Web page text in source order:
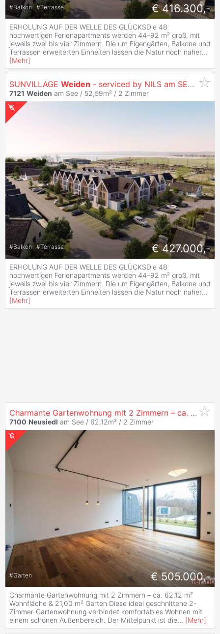
#Balkon #Terrasse € 416.300,-
ERHOLUNG AUF DER WELLE DES GLÜCKSDie 48
hochwertigen Ferienapartments werden 44–92 m² groß, mit
jeweils zwei bis vier Zimmern. Die um Eigengärten, Balkone und
Terrassen erweiterten Einheiten lassen die Natur noch näher...
[Mehr]
SUNVILLAGE Weiden - serviced by NILS am SEE (provisionsfrei)
7121 Weiden am See / 52,59m² / 2 Zimmer
#Balkon #Terrasse € 427.000,-
ERHOLUNG AUF DER WELLE DES GLÜCKSDie 48
hochwertigen Ferienapartments werden 44–92 m² groß, mit
jeweils zwei bis vier Zimmern. Die um Eigengärten, Balkone und
Terrassen erweiterten Einheiten lassen die Natur noch näher...
[Mehr]
Charmante Gartenwohnung mit 2 Zimmern – ca. 62,12 m² Wohnfläche & 21,00 m² Garten PROVISIONSFREI
7100 Neusiedl am See / 62,12m² / 2 Zimmer
#Garten € 505.000,-
Charmante Gartenwohnung mit 2 Zimmern – ca. 62,12 m²
Wohnfläche & 21,00 m² Garten Diese ideal geschnittene 2-
Zimmer-Gartenwohnung verbindet komfortables Wohnen mit
einem schönen Außenbereich. Der Mittelpunkt ist die... [Mehr]